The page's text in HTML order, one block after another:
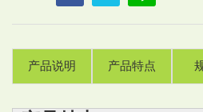
产品说明 产品特点